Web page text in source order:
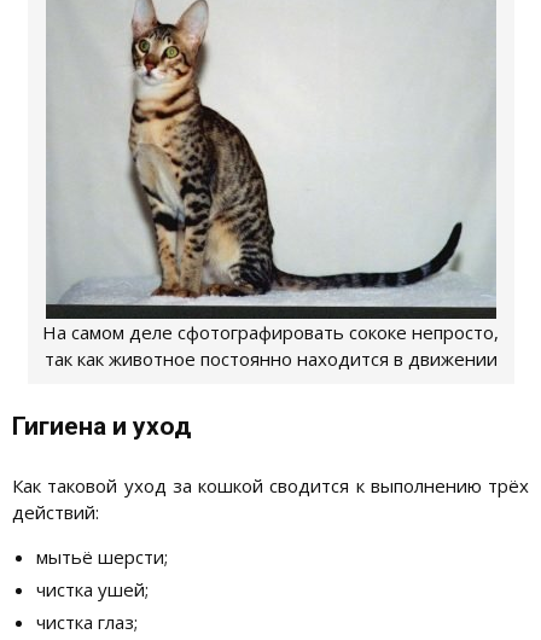
На самом деле сфотографировать сококе непросто,
так как животное постоянно находится в движении
Гигиена и уход
Как таковой уход за кошкой сводится к выполнению трёх
действий:
мытьё шерсти;
чистка ушей;
чистка глаз;